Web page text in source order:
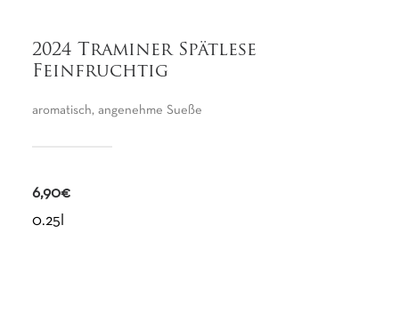
2024 Traminer Spätlese
Feinfruchtig
aromatisch, angenehme Sueße
6,90€
0.25l